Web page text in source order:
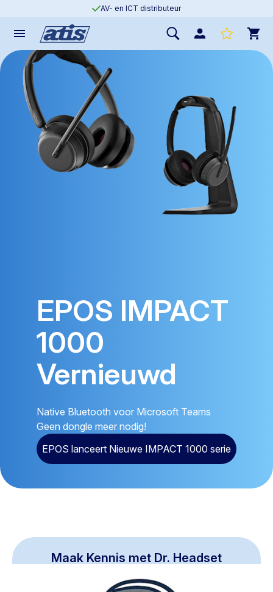
AV- en ICT distributeur
EPOS IMPACT
1000
Vernieuwd
Native Bluetooth voor Microsoft Teams
Geen dongle meer nodig!
EPOS lanceert Nieuwe IMPACT 1000 serie
Maak Kennis met Dr. Headset